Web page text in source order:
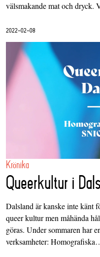
välsmakande mat och dryck.
2022-02-08
Krönika
Queerkultur i
Dalsland är kanske inte känt
queer kultur men måhända
göras. Under sommaren har
verksamheter: